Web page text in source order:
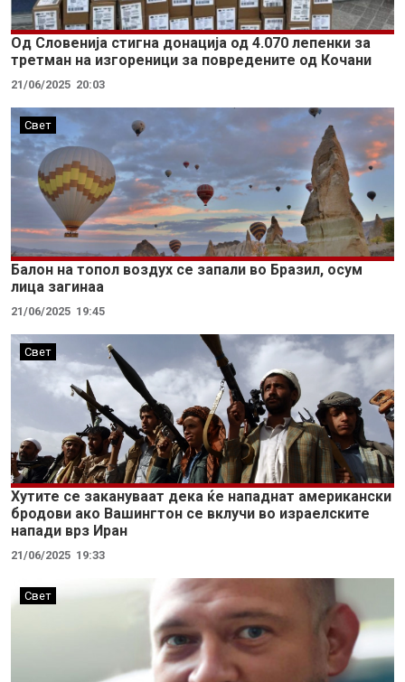
Oд Словенија стигна донација од 4.070 лепенки за
третман на изгореници за повредените од Кочани
21/06/2025 20:03
Свет
Балон на топол воздух се запали во Бразил, осум
лица загинаа
21/06/2025 19:45
Свет
Хутите се закануваат дека ќе нападнат американски
бродови ако Вашингтон се вклучи во израелските
напади врз Иран
21/06/2025 19:33
Свет